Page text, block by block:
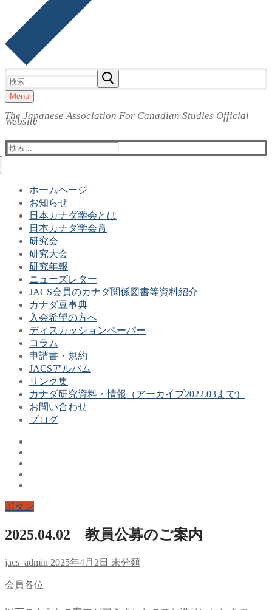
索:
Menu
The Japanese Association For Canadian Studies Official
Website
検
索:
ホームページ
お知らせ
日本カナダ学会とは
日本カナダ学会賞
研究会
研究大会
研究年報
ニューズレター
JACS会員のカナダ関係図書等資料紹介
カナダ豆事典
入会希望の方へ
ディスカッションペーパー
コラム
申請書・規約
JACSアルバム
リンク集
カナダ研究資料・情報（アーカイブ2022.03まで）
お問い合わせ
ブログ
ボタン
2025.04.02 教員公募のご案内
jacs_admin 2025年4月2日 未分類
会員各位